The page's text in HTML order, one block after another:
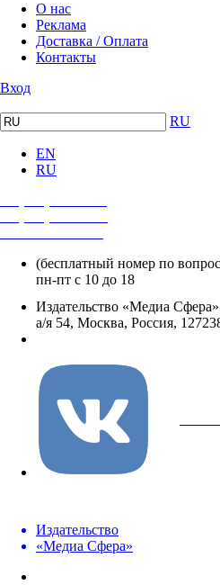
О нас
Реклама
Доставка / Оплата
Контакты
Вход
RU
EN
RU
(бесплатный номер по
пн-пт с 10 до 18
Издательство «Медиа Сфера»
а/я 54, Москва, Россия,
Издательство
«Медиа Сфера»